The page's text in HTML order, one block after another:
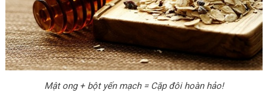
Mật ong + bột yến mạch = Cặp đôi hoàn hảo!